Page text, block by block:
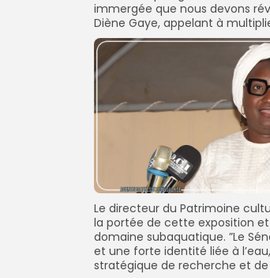
immergée que nous devons
Diène Gaye, appelant à
Le directeur du Patrimoine
la portée de cette exposition
domaine subaquatique. ”Le
et une forte identité liée à
stratégique de recherche et